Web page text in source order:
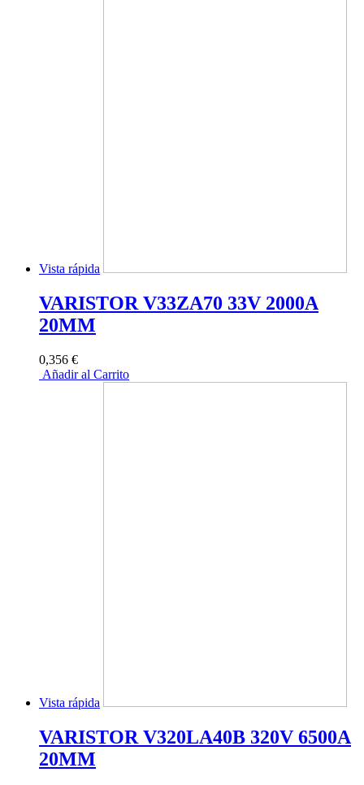
Vista rápida
VARISTOR V33ZA70 33V 2000A
20MM
0,356 €
Añadir al Carrito
Vista rápida
VARISTOR V320LA40B 320V 6500A
20MM